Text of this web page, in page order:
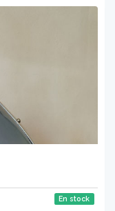
En stock